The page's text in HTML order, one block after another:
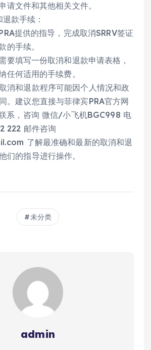
请文件和其他相关文件。
款手续：
提供的指导，完成取消SRRV签证
的手续。
要填写一份取消和退款申请表格，
任何适用的手续费。
消和退款程序可能因个人情况和政
。建议您直接与菲律宾PRA官方网
系，咨询 微信/小飞机BGC998 电
222 邮件咨询
了解最准确和最新的取消和退
们的指导进行操作。
未分类
admin